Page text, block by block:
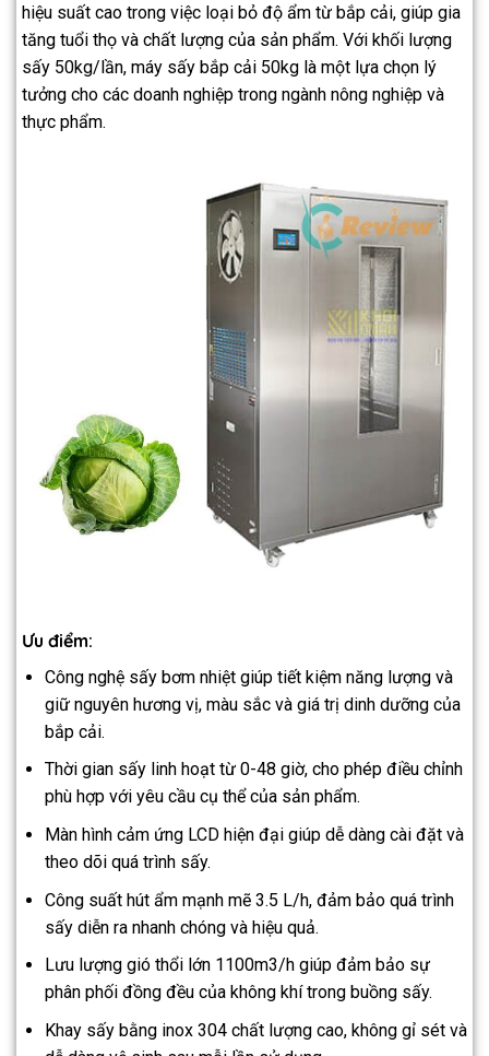
hiệu suất cao trong việc loại bỏ độ ẩm từ bắp cải, giúp gia
tăng tuổi thọ và chất lượng của sản phẩm. Với khối lượng
sấy 50kg/lần, máy sấy bắp cải 50kg là một lựa chọn lý
tưởng cho các doanh nghiệp trong ngành nông nghiệp và
thực phẩm.
Ưu điểm:
Công nghệ sấy bơm nhiệt giúp tiết kiệm năng lượng và
giữ nguyên hương vị, màu sắc và giá trị dinh dưỡng của
bắp cải.
Thời gian sấy linh hoạt từ 0-48 giờ, cho phép điều chỉnh
phù hợp với yêu cầu cụ thể của sản phẩm.
Màn hình cảm ứng LCD hiện đại giúp dễ dàng cài đặt và
theo dõi quá trình sấy.
Công suất hút ẩm mạnh mẽ 3.5 L/h, đảm bảo quá trình
sấy diễn ra nhanh chóng và hiệu quả.
Lưu lượng gió thổi lớn 1100m3/h giúp đảm bảo sự
phân phối đồng đều của không khí trong buồng sấy.
Khay sấy bằng inox 304 chất lượng cao, không gỉ sét và